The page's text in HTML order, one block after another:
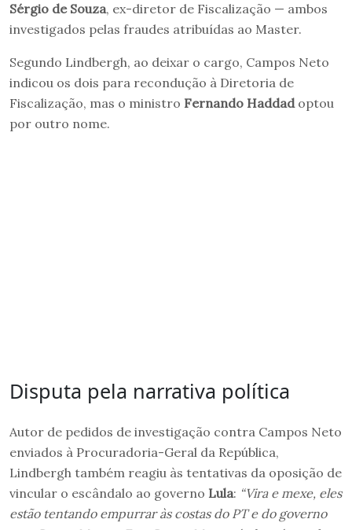
Sérgio de Souza, ex-diretor de Fiscalização — ambos
investigados pelas fraudes atribuídas ao Master.
Segundo Lindbergh, ao deixar o cargo, Campos Neto
indicou os dois para recondução à Diretoria de
Fiscalização, mas o ministro Fernando Haddadoptou
por outro nome.
Disputa pela narrativa política
Autor de pedidos de investigação contra Campos Neto
enviados à Procuradoria-Geral da República,
Lindbergh também reagiu às tentativas da oposição de
vincular o escândalo ao governo Lula: “Vira e mexe, eles
estão tentando empurrar às costas do PT e do governo